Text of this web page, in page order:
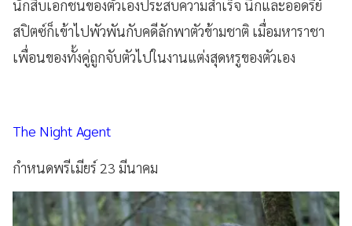
นักสืบเอกชนของตัวเองประสบความสำเร็จ นิกและออดรีย์
สปิตซ์ก็เข้าไปพัวพันกับคดีลักพาตัวข้ามชาติ เมื่อมหาราชา
เพื่อนของทั้งคู่ถูกจับตัวไปในงานแต่งสุดหรูของตัวเอง
The Night Agent
กำหนดพรีเมียร์ 23 มีนาคม